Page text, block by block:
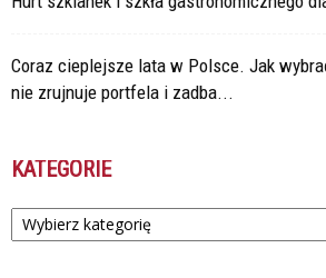
Coraz cieplejsze lata w Polsce. Jak
nie zrujnuje portfela i zadba...
KATEGORIE
Kategorie